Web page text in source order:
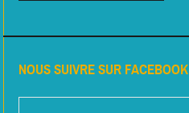
NOUS SUIVRE SUR FACEBOOK